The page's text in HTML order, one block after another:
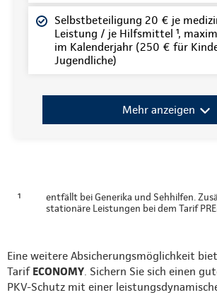
Selbstbeteiligung 20 € je
Leistung / je Hilfsmittel ¹,
im Kalenderjahr (250 € für
Jugendliche)
Mehr anzeigen
¹
entfällt bei Generika und Sehhilfen.
stationäre Leistungen bei dem Tarif
Eine weitere Absicherungsmöglichkeit
Tarif ECONOMY. Sichern Sie sich einen
PKV-Schutz mit einer